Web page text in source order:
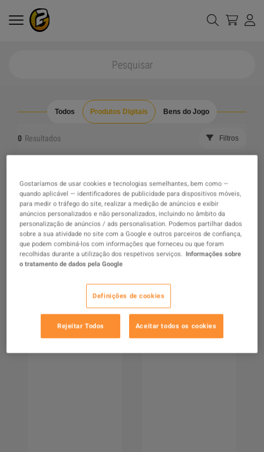
Todos Produtos Digitais Bens do Jogo
0 Resultados Filtros
The product you were looking for was not found, maybe
one of our recommendations will pique your interest
instead?
Gostaríamos de usar cookies e tecnologias semelhantes, bem como —
quando aplicável — identificadores de publicidade para dispositivos móveis,
para medir o tráfego do site, realizar a medição de anúncios e exibir
anúncios personalizados e não personalizados, incluindo no âmbito da
personalização de anúncios / ads personalisation. Podemos partilhar dados
sobre a sua atividade no site com a Google e outros parceiros de confiança,
que podem combiná-los com informações que forneceu ou que foram
recolhidas durante a utilização dos respetivos serviços. Informações sobre
o tratamento de dados pela Google
Definições de cookies
Rejeitar Todos Aceitar todos os cookies